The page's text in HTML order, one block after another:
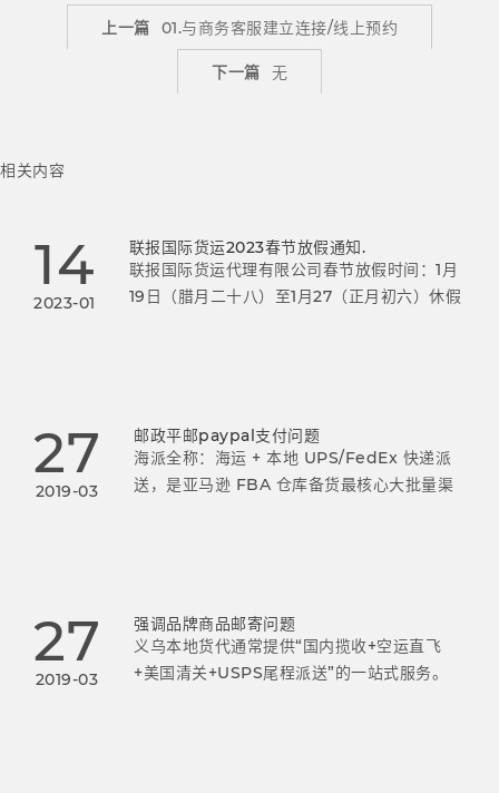
上一篇 01.与商务客服建立连接/线上预约
下一篇 无
相关内容
14
2023-01
联报国际货运2023春节放假通知.
联报国际货运代理有限公司春节放假时间：1月
19日（腊月二十八）至1月27（正月初六）休假
27
2019-03
邮政平邮paypal支付问题
海派全称：海运 + 本地 UPS/FedEx 快递派
送，是亚马逊 FBA 仓库备货最核心大批量渠
27
2019-03
强调品牌商品邮寄问题
义乌本地货代通常提供“国内揽收+空运直飞
+美国清关+USPS尾程派送”的一站式服务。